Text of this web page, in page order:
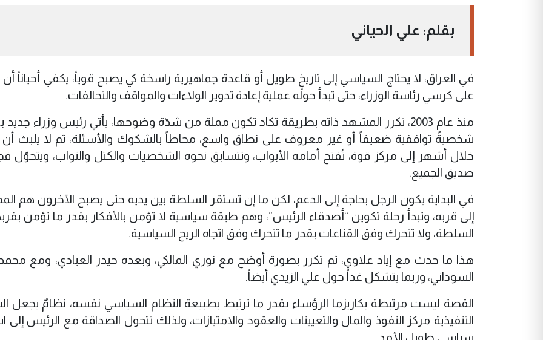
بقلم: علي الحياني
في العراق، لا يحتاج السياسي إلى تاريخٍ طويل أو قاعدة جماهيرية راسخة كي يصبح قوياً، يكفي أحياناً
على كرسي رئاسة الوزراء، حتى تبدأ حوله عملية إعادة تدوير الولاءات والمواقف والتحالفات.
منذ عام 2003، تكرر المشهد ذاته بطريقة تكاد تكون مملة من شدّة وضوحها، يأتي رئيس وزراء
شخصيةً توافقية ضعيفاً أو غير معروف على نطاق واسع، محاطاً بالشكوك والأسئلة، ثم لا يلبث أن
خلال أشهر إلى مركز قوة، تُفتح أمامه الأبواب، وتتسابق نحوه الشخصيات والكتل والنواب، ويتحوّل
صديق الجميع.
في البداية يكون الرجل بحاجة إلى الدعم، لكن ما إن تستقر السلطة بين يديه حتى يصبح الآخرون هم
إلى قربه، وتبدأ رحلة تكوين “أصدقاء الرئيس”، وهم طبقة سياسية لا تؤمن بالأفكار بقدر ما تؤمن
السلطة، ولا تتحرك وفق القناعات بقدر ما تتحرك وفق اتجاه الريح السياسية.
هذا ما حدث مع إياد علاوي، ثم تكرر بصورة أوضح مع نوري المالكي، وبعده حيدر العبادي، ومع
السوداني، وربما يتشكل غداً حول علي الزيدي أيضاً.
القصة ليست مرتبطة بكاريزما الرؤساء بقدر ما ترتبط بطبيعة النظام السياسي نفسه، نظامٌ يجعل
التنفيذية مركز النفوذ والمال والتعيينات والعقود والامتيازات، ولذلك تتحول الصداقة مع الرئيس إلى